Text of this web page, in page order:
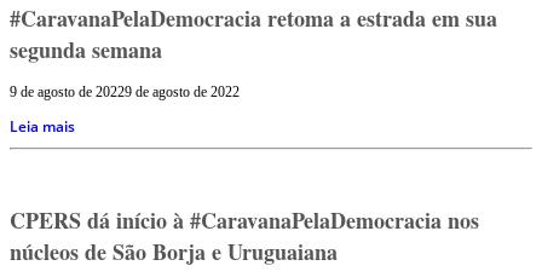
#CaravanaPelaDemocracia retoma a estrada em sua
segunda semana
9 de agosto de 20229 de agosto de 2022
Leia mais
CPERS dá início à #CaravanaPelaDemocracia nos
núcleos de São Borja e Uruguaiana